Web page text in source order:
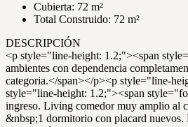
Cubierta: 72 m²
Total Construido: 72 m²
DESCRIPCIÓN
<p style="line-height: 1.2;"><span
ambientes con dependencia
categoria.</span></p><p style="line-
style="line-height: 1.2;"><span
ingreso. Living comedor muy amplio al
&nbsp;1 dormitorio con placard nuevos.